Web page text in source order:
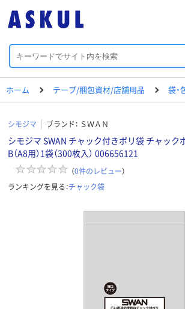
ホーム テープ/梱包資材/店舗用品 袋・
シモジマ ブランド： ＳＷＡＮ
シモジマ SWAN チャック付きポリ袋 チャッ
B（A8用）1袋（300枚入） 006656121
（0件のレビュー）
ランキングを見る：チャック袋